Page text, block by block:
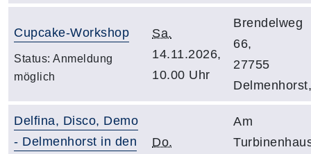
Cupcake-Workshop
Status: Anmeldung
möglich
Sa.
14.11.2026,
10.00 Uhr
Brendelweg
66,
27755
Delmenhorst,
Delfina, Disco, Demo
- Delmenhorst in den
Do.
Am